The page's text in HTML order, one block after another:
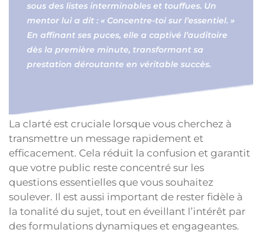
sous des listes interminables et touffues. Un
mentor lui a dit : « Concentre-toi sur l’essentiel. »
En affinant ses puces, elle a captivé l’auditoire
dès la première minute, transformant sa
prestation déroutante en véritable succès.
La clarté est cruciale lorsque vous cherchez à
transmettre un message rapidement et
efficacement. Cela réduit la confusion et garantit
que votre public reste concentré sur les
questions essentielles que vous souhaitez
soulever. Il est aussi important de rester fidèle à
la tonalité du sujet, tout en éveillant l’intérêt par
des formulations dynamiques et engageantes.